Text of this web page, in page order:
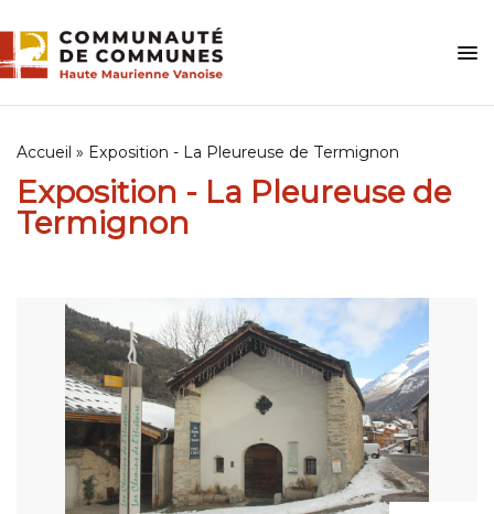
to
content
Accueil » Exposition - La Pleureuse de Termignon
Exposition - La Pleureuse de
Termignon